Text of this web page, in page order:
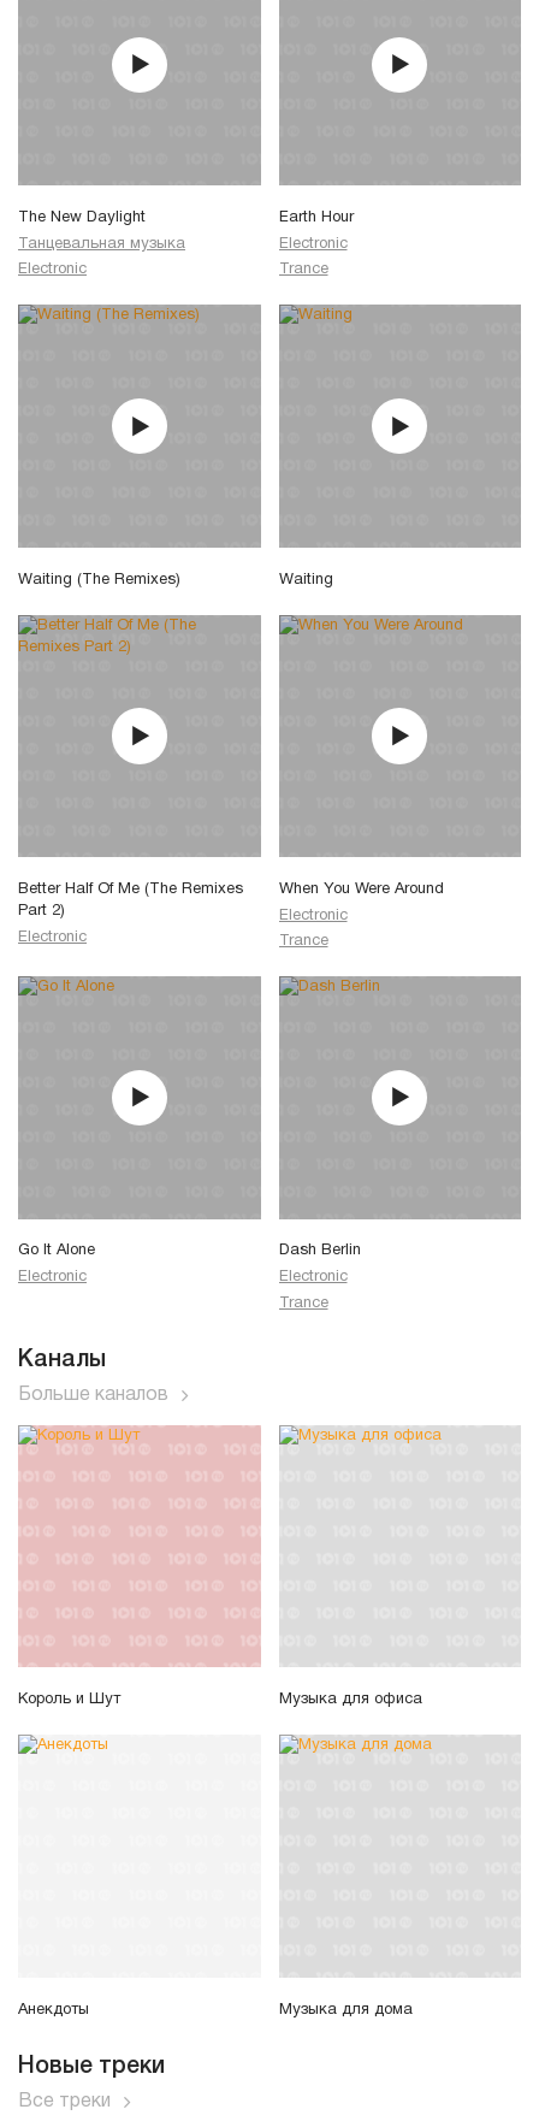
The New Daylight
Танцевальная музыка
Electronic
Earth Hour
Electronic
Trance
Waiting (The Remixes) Waiting
Better Half Of Me (The Remixes
Part 2)
Electronic
When You Were Around
Electronic
Trance
Go It Alone
Electronic
Dash Berlin
Electronic
Trance
Каналы
Больше каналов
Король и Шут Музыка для офиса
Анекдоты Музыка для дома
Новые треки
Все треки